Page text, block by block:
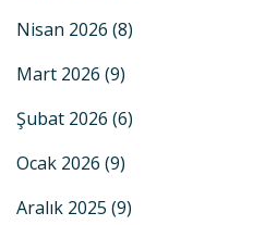
Nisan 2026 (8)
Mart 2026 (9)
Şubat 2026 (6)
Ocak 2026 (9)
Aralık 2025 (9)